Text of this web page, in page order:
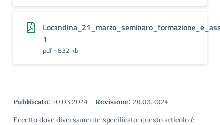
1
pdf - 832 kb
Pubblicato: 20.03.2024 - Revisione: 20.03.2024
Eccetto dove diversamente specificato, questo articolo è